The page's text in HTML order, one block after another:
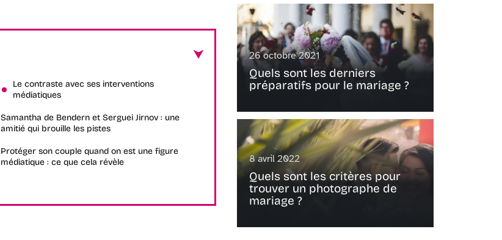
Le contraste avec ses interventions
médiatiques
Samantha de Bendern et Serguei Jirnov : une
amitié qui brouille les pistes
Protéger son couple quand on est une figure
médiatique : ce que cela révèle
26 octobre 2021
Quels sont les derniers
préparatifs pour le mariage ?
8 avril 2022
Quels sont les critères pour
trouver un photographe de
mariage ?